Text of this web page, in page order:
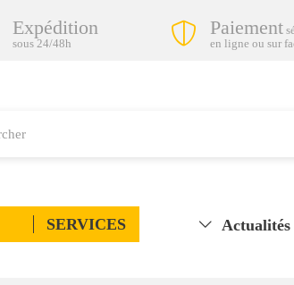
Expédition
sous 24/48h
Paiement
en ligne ou sur
SERVICES
Actualités